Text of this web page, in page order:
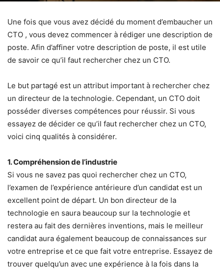
Une fois que vous avez décidé du moment d’embaucher un
CTO , vous devez commencer à rédiger une description de
poste. Afin d’affiner votre description de poste, il est utile
de savoir ce qu’il faut rechercher chez un CTO.
Le but partagé est un attribut important à rechercher chez
un directeur de la technologie. Cependant, un CTO doit
posséder diverses compétences pour réussir. Si vous
essayez de décider ce qu’il faut rechercher chez un CTO,
voici cinq qualités à considérer.
1. Compréhension de l’industrie
Si vous ne savez pas quoi rechercher chez un CTO,
l’examen de l’expérience antérieure d’un candidat est un
excellent point de départ. Un bon directeur de la
technologie en saura beaucoup sur la technologie et
restera au fait des dernières inventions, mais le meilleur
candidat aura également beaucoup de connaissances sur
votre entreprise et ce que fait votre entreprise. Essayez de
trouver quelqu’un avec une expérience à la fois dans la